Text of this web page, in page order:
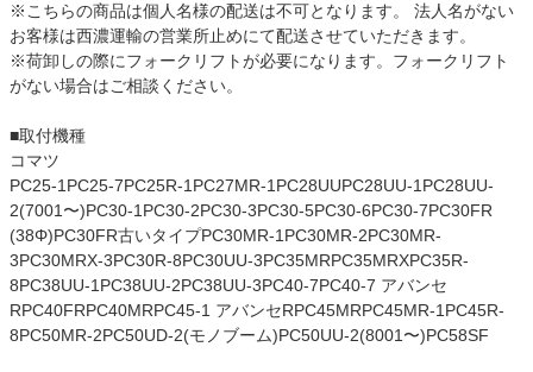
※こちらの商品は個人名様の配送は不可となります。 法人名がない
お客様は西濃運輸の営業所止めにて配送させていただきます。
※荷卸しの際にフォークリフトが必要になります。フォークリフト
がない場合はご相談ください。
■取付機種
コマツ
PC25-1PC25-7PC25R-1PC27MR-1PC28UUPC28UU-1PC28UU-
2(7001〜)PC30-1PC30-2PC30-3PC30-5PC30-6PC30-7PC30FR
(38Φ)PC30FR古いタイプPC30MR-1PC30MR-2PC30MR-
3PC30MRX-3PC30R-8PC30UU-3PC35MRPC35MRXPC35R-
8PC38UU-1PC38UU-2PC38UU-3PC40-7PC40-7 アバンセ
RPC40FRPC40MRPC45-1 アバンセRPC45MRPC45MR-1PC45R-
8PC50MR-2PC50UD-2(モノブーム)PC50UU-2(8001〜)PC58SF